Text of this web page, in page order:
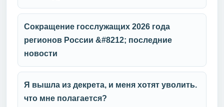
Сокращение госслужащих 2026 года
регионов России &#8212; последние
новости
Я вышла из декрета, и меня хотят уволить.
что мне полагается?